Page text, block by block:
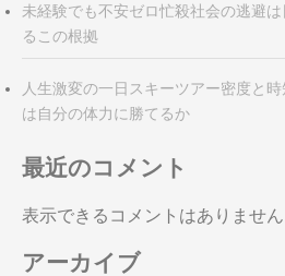
未経験でも不安ゼロ忙殺社会の逃避
るこの根拠
人生激変の一日スキーツアー密度と
は自分の体力に勝てるか
最近のコメント
表示できるコメントはありません
アーカイブ